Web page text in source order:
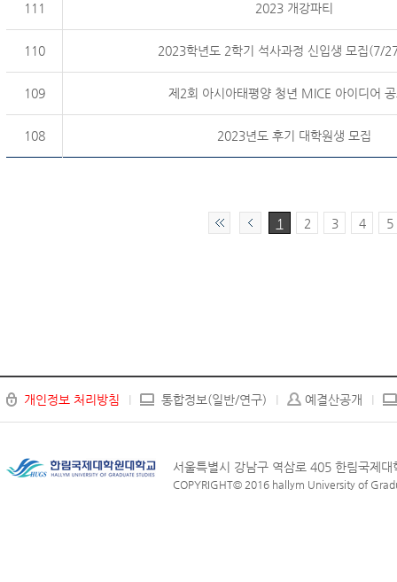
111 2023 개강파티
110 2023학년도 2학기 석사과정 신입생 모집(7/
109 제2회 아시아태평양 청년 MICE 아이디어
108 2023년도 후기 대학원생 모집
1 2 3 4 5
개인정보 처리방침 통합정보(일반/연구) 예결산공개
서울특별시 강남구 역삼로 405 한림국제
COPYRIGHT© 2016 hallym University of